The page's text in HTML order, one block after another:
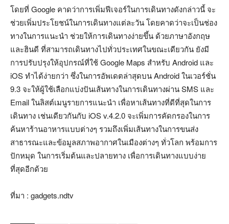
โดยที่ Google คาดว่าการเพิ่มฟีเจอร์ในการเดินทางดังกล่าวนี้ จะ
ช่วยเพิ่มประโยชน์ในการเดินทางแต่ละวัน โดยคาดว่าจะเป็นช่อง
ทางในการแนะนำ ช่วยให้การเดินทางง่ายขึ้น ด้วยภาษาอังกฤษ
และฮินดี ที่สามารถเดินทางไปทั่วประเทศในขณะเดียวกัน ยังมี
การปรับปรุงให้อุปกรณ์ที่ใช้ Google Maps สำหรับ Android และ
iOS ทำได้ง่ายกว่า ซึ่งในการอัพเดตล่าสุดบน Android ในเวอร์ชั่น
9.3 จะให้ผู้ใช้เลือกแบ่งปันเส้นทางในการเดินทางผ่าน SMS และ
Email ในลิสต์เมนูรายการแนะนำ เพื่อหาเส้นทางที่ดีที่สุดในการ
เดินทาง เช่นเดียวกันกับ iOS v.4.2.0 จะเพิ่มการคัดกรองในการ
ค้นหาร้านอาหารแบบต่างๆ รวมถึงเพิ่มเส้นทางในการขนส่ง
สาธารณะและข้อมูลสภาพอากาศในเมืองต่างๆ ทั่วโลก พร้อมการ
ปักหมุด ในการเริ่มต้นและปลายทาง เพื่อการเดินทางแบบง่าย
ที่สุดอีกด้วย
ที่มา : gadgets.ndtv